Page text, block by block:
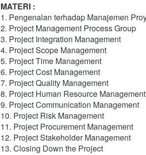
MATERI :
1. Pengenalan terhadap Manajemen
2. Project Management Process Group
3. Project Integration Management
4. Project Scope Management
5. Project Time Management
6. Project Cost Management
7. Project Quality Management
8. Project Human Resource Management
9. Project Communication Management
10. Project Risk Management
11. Project Procurement Management
12. Project Stakeholder Management
13. Closing Down the Project